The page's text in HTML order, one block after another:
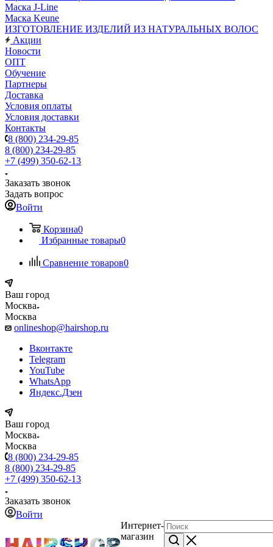
Маска J-Line
Маска Keune
ИЗГОТОВЛЕНИЕ ИЗДЕЛИЙ ИЗ НАТУРАЛЬНЫХ ВОЛОС
Акции
Новости
ОПТ
Обучение
Партнеры
Доставка
Условия оплаты
Условия доставки
Контакты
8 (800) 234-29-85
8 (800) 234-29-85
+7 (499) 350-62-13
Заказать звонок
Задать вопрос
Войти
Корзина0
Избранные товары0
Сравнение товаров0
Ваш город
Москва
Москва
onlineshop@hairshop.ru
Вконтакте
Telegram
YouTube
WhatsApp
Яндекс.Дзен
Ваш город
Москва
Москва
8 (800) 234-29-85
8 (800) 234-29-85
+7 (499) 350-62-13
Заказать звонок
Войти
Интернет-
магазин